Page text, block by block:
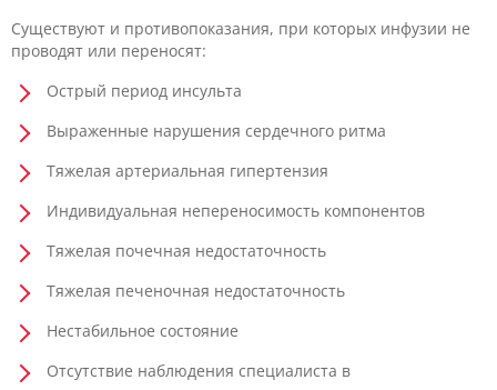
Существуют и противопоказания, при которых инфузии не
проводят или переносят:
Острый период инсульта
Выраженные нарушения сердечного ритма
Тяжелая артериальная гипертензия
Индивидуальная непереносимость компонентов
Тяжелая почечная недостаточность
Тяжелая печеночная недостаточность
Нестабильное состояние
Отсутствие наблюдения специалиста в